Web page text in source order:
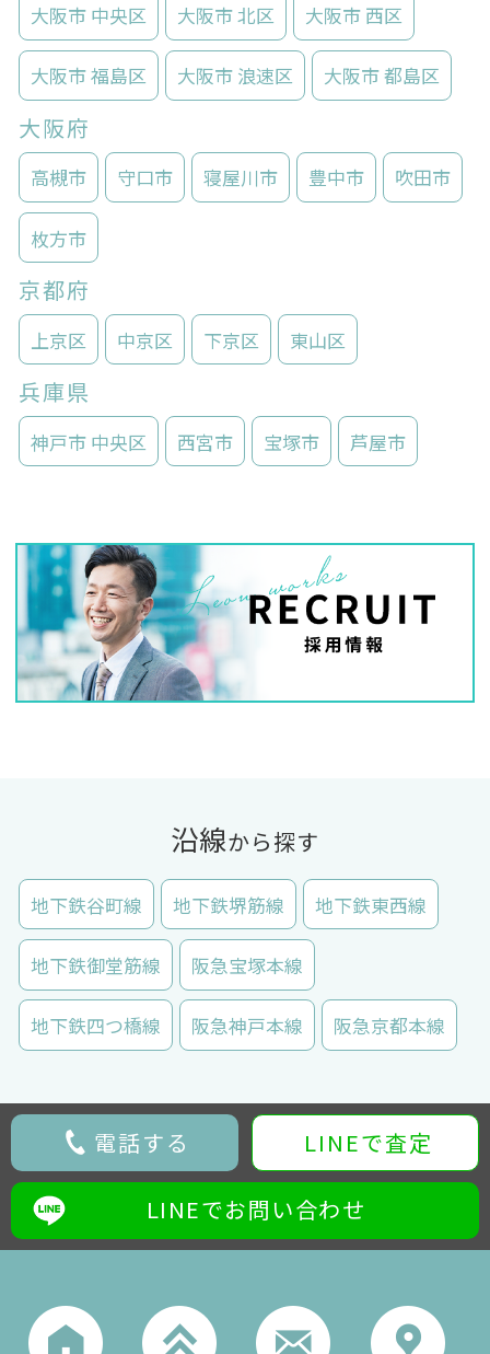
大阪市 中央区 大阪市 北区 大阪市 西区
大阪市 福島区 大阪市 浪速区 大阪市 都島区
大阪府
高槻市 守口市 寝屋川市 豊中市 吹田市
枚方市
京都府
上京区 中京区 下京区 東山区
兵庫県
神戸市 中央区 西宮市 宝塚市 芦屋市
沿線から探す
地下鉄谷町線 地下鉄堺筋線 地下鉄東西線
地下鉄御堂筋線 阪急宝塚本線
地下鉄四つ橋線 阪急神戸本線 阪急京都本線
電話する LINEで査定
LINEでお問い合わせ